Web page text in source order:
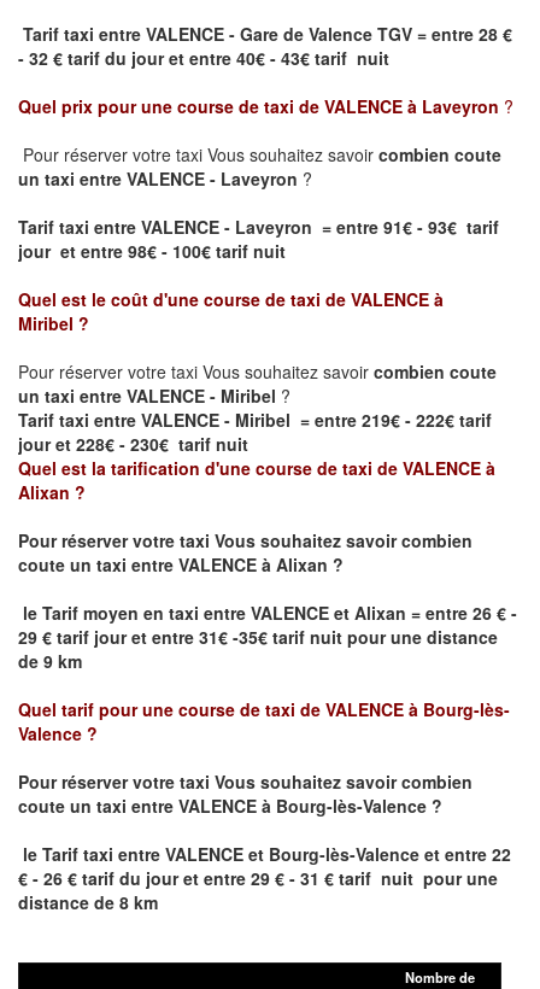
Tarif taxi entre VALENCE - Gare de Valence TGV = entre 28 €
- 32 € tarif du jour et entre 40€ - 43€ tarif nuit
Quel prix pour une course de taxi de VALENCE à Laveyron ?
Pour réserver votre taxi Vous souhaitez savoir combien coute
un taxi entre VALENCE - Laveyron ?
Tarif taxi entre VALENCE - Laveyron = entre 91€ - 93€ tarif
jour et entre 98€ - 100€ tarif nuit
Quel est le coût d'une course de taxi de VALENCE à
Miribel ?
Pour réserver votre taxi Vous souhaitez savoir combien coute
un taxi entre VALENCE - Miribel ?
Tarif taxi entre VALENCE - Miribel = entre 219€ - 222€ tarif
jour et 228€ - 230€ tarif nuit
Quel est la tarification d'une course de taxi de VALENCE à
Alixan ?
Pour réserver votre taxi Vous souhaitez savoircombien
coute un taxi entre VALENCE à Alixan ?
le Tarif moyen en taxi entre VALENCE et Alixan = entre 26 € -
29 € tarif jour et entre 31€ -35€ tarif nuit pour une distance
de 9 km
Quel tarif pour une course de taxi de VALENCE à Bourg-lès-
Valence ?
Pour réserver votre taxi Vous souhaitez savoircombien
coute un taxi entre VALENCE à Bourg-lès-Valence ?
le Tarif taxi entre VALENCE et Bourg-lès-Valence et entre 22
€ - 26 € tarif du jour et entre 29 € - 31 € tarif nuit pour une
distance de 8 km
Nombre de